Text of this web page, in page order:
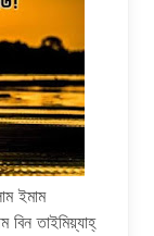
ইমাম
বিন তাইমিয়্যাহ্